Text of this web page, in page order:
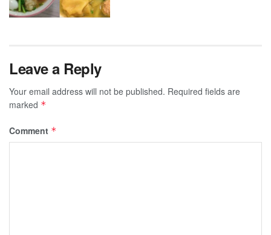
Leave a Reply
Your email address will not be published. Required fields are
marked *
Comment *